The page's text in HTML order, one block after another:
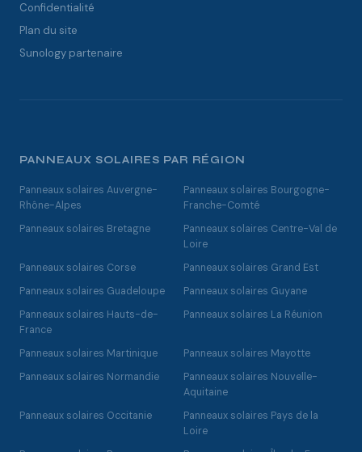
Confidentialité
Plan du site
Sunology partenaire
PANNEAUX SOLAIRES PAR RÉGION
Panneaux solaires Auvergne-
Rhône-Alpes
Panneaux solaires Bourgogne-
Franche-Comté
Panneaux solaires Bretagne
Panneaux solaires Centre-Val de
Loire
Panneaux solaires Corse
Panneaux solaires Grand Est
Panneaux solaires Guadeloupe
Panneaux solaires Guyane
Panneaux solaires Hauts-de-
France
Panneaux solaires La Réunion
Panneaux solaires Martinique
Panneaux solaires Mayotte
Panneaux solaires Normandie
Panneaux solaires Nouvelle-
Aquitaine
Panneaux solaires Occitanie
Panneaux solaires Pays de la
Loire